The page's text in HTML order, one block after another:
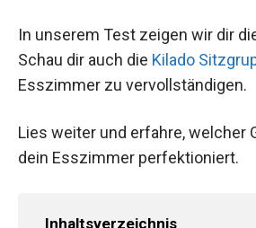
In unserem Test zeigen wir dir
Schau dir auch die Kilado
Esszimmer zu vervollständigen.
Lies weiter und erfahre, welcher
dein Esszimmer perfektioniert.
Inhaltsverzeichnis